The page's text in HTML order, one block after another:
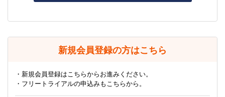
新規会員登録の方はこちら
・新規会員登録はこちらからお進みください。
・フリートライアルの申込みもこちらから。